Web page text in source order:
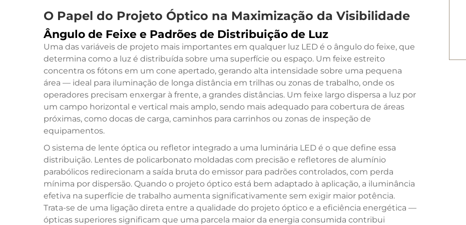
O Papel do Projeto Óptico na Maximização da Visibilidade
Ângulo de Feixe e Padrões de Distribuição de Luz
Uma das variáveis de projeto mais importantes em qualquer luz LED é o ângulo do feixe, que
determina como a luz é distribuída sobre uma superfície ou espaço. Um feixe estreito
concentra os fótons em um cone apertado, gerando alta intensidade sobre uma pequena
área — ideal para iluminação de longa distância em trilhas ou zonas de trabalho, onde os
operadores precisam enxergar à frente, a grandes distâncias. Um feixe largo dispersa a luz por
um campo horizontal e vertical mais amplo, sendo mais adequado para cobertura de áreas
próximas, como docas de carga, caminhos para carrinhos ou zonas de inspeção de
equipamentos.
O sistema de lente óptica ou refletor integrado a uma luminária LED é o que define essa
distribuição. Lentes de policarbonato moldadas com precisão e refletores de alumínio
parabólicos redirecionam a saída bruta do emissor para padrões controlados, com perda
mínima por dispersão. Quando o projeto óptico está bem adaptado à aplicação, a iluminância
efetiva na superfície de trabalho aumenta significativamente sem exigir maior potência.
Trata-se de uma ligação direta entre a qualidade do projeto óptico e a eficiência energética —
ópticas superiores significam que uma parcela maior da energia consumida contribui